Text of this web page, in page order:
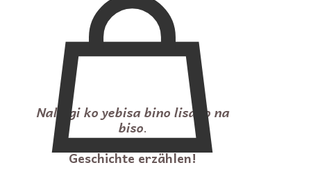
Nalingi ko yebisa bino lisapo na
biso.
Ich möchte euch unsere
Geschichte erzählen!